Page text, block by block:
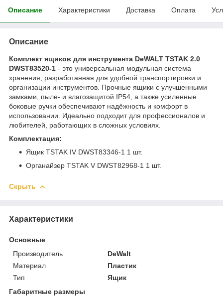
Описание Характеристики Доставка Оплата
Описание
Комплект ящиков для инструмента DeWALT TSTAK 2.0
DWST83520-1 - это универсальная модульная система
хранения, разработанная для удобной транспортировки и
организации инструментов. Прочные ящики с улучшенными
замками, пыле- и влагозащитой IP54, а также усиленные
боковые ручки обеспечивают надёжность и комфорт в
использовании. Идеально подходит для профессионалов и
любителей, работающих в сложных условиях.
Комплектация:
Ящик TSTAK IV DWST83346-1 1 шт.
Органайзер TSTAK V DWST82968-1 1 шт.
Скрыть
Характеристики
Основные
Производитель
DeWalt
Материал
Пластик
Тип
Ящик
Габаритные размеры